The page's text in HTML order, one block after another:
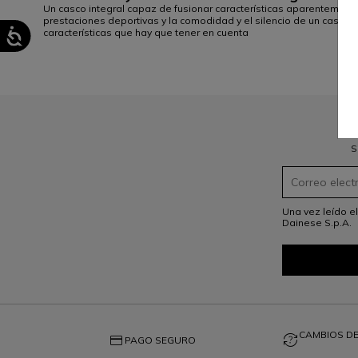
Un casco integral capaz de fusionar características
prestaciones deportivas y la comodidad y el silencio de un casco
características que hay que tener en cuenta
Una vez leído el
Dainese S.p.A.
credit_card PAGO SEGURO question_exchange CAMBIOS